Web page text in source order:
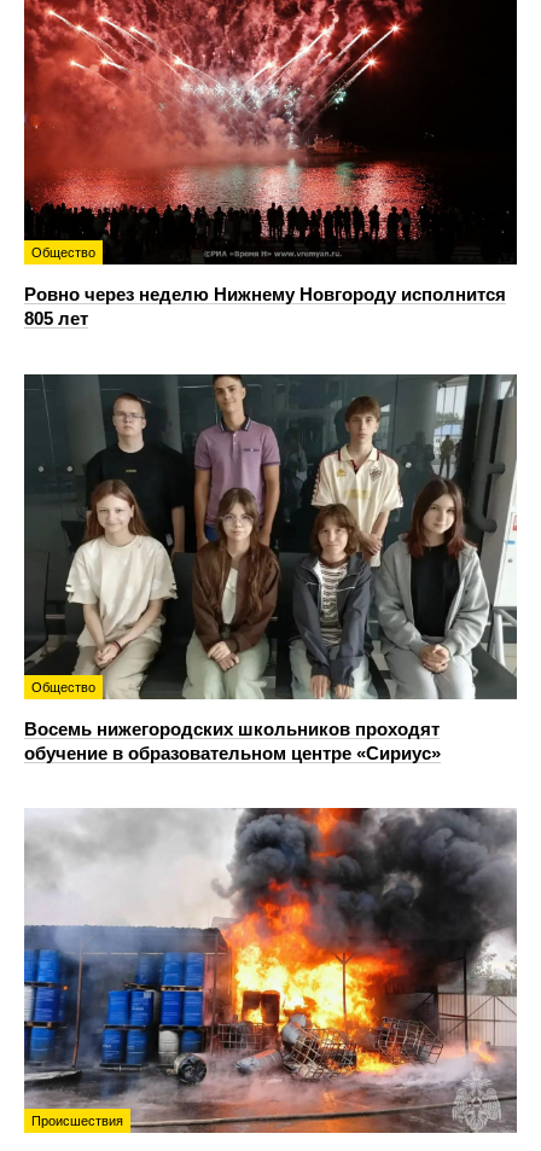
Общество
Ровно через неделю Нижнему Новгороду исполнится
805 лет
Общество
Восемь нижегородских школьников проходят
обучение в образовательном центре «Сириус»
Происшествия